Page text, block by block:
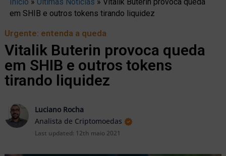
em SHIB e outros tokens tirando liquidez
Urgente: entenda a queda
Vitalik Buterin provoca queda
em SHIB e outros tokens
tirando liquidez
Luciano Rocha
Analista de Criptomoedas
Last updated: 12th maio 2021